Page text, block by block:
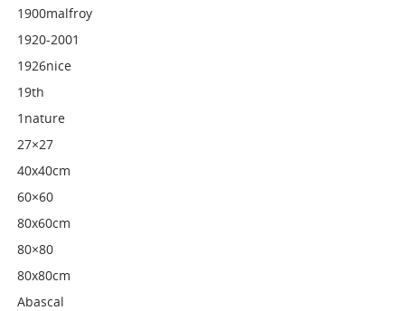
1900malfroy
1920-2001
1926nice
19th
1nature
27×27
40x40cm
60×60
80x60cm
80×80
80x80cm
Abascal